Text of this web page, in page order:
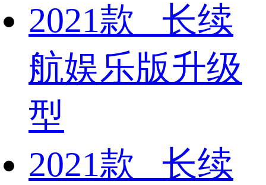
2021款 长续
航娱乐版升级
型
2021款 长续